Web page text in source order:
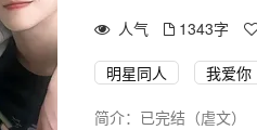
人气 1343字
明星同人 我爱你
简介：已完结（虐文）